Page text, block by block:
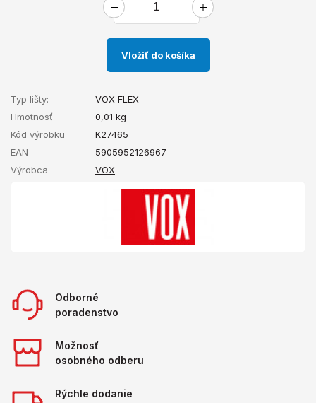
Vložiť do košíka
Typ lišty:
VOX FLEX
Hmotnosť
0,01 kg
Kód výrobku
K27465
EAN
5905952126967
Výrobca
VOX
Odborné
poradenstvo
Možnosť
osobného odberu
Rýchle dodanie